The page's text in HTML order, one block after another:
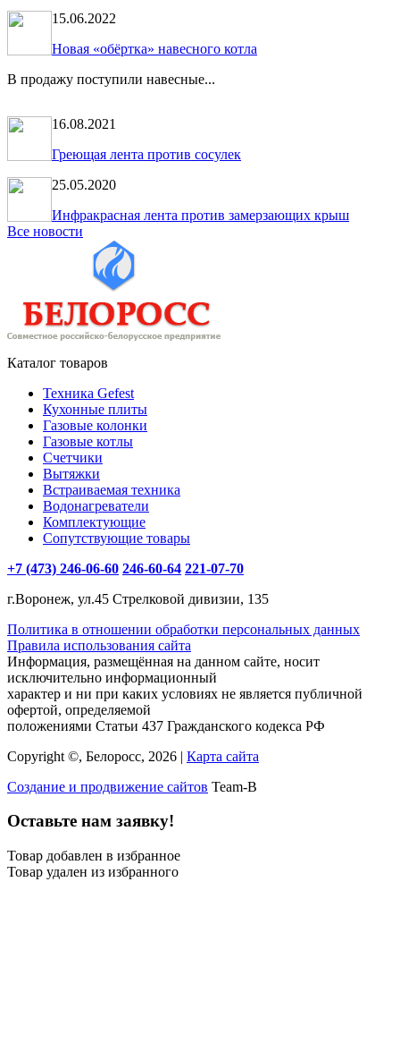
15.06.2022
Новая «обёртка» навесного котла
В продажу поступили навесные...
16.08.2021
Греющая лента против сосулек
25.05.2020
Инфракрасная лента против замерзающих крыш
Все новости
Каталог товаров
Техника Gefest
Кухонные плиты
Газовые колонки
Газовые котлы
Счетчики
Вытяжки
Встраиваемая техника
Водонагреватели
Комплектующие
Сопутствующие товары
+7 (473) 246-06-60 246-60-64 221-07-70
г.Воронеж, ул.45 Стрелковой дивизии, 135
Политика в отношении обработки персональных данных
Правила использования сайта
Информация, размещённая на данном сайте, носит
исключительно информационный
характер и ни при каких условиях не является публичной
офертой, определяемой
положениями Статьи 437 Гражданского кодекса РФ
Copyright ©, Белоросс, 2026 | Карта сайта
Создание и продвижение сайтов Team-B
Оставьте нам заявку!
Товар добавлен в избранное
Товар удален из избранного